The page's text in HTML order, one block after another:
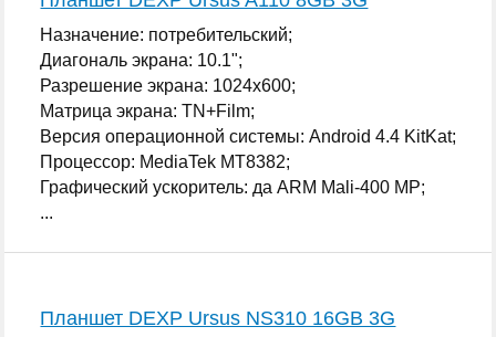
Назначение: потребительский;
Диагональ экрана: 10.1";
Разрешение экрана: 1024x600;
Матрица экрана: TN+Film;
Версия операционной системы: Android 4.4 KitKat;
Процессор: MediaTek MT8382;
Графический ускоритель: да ARM Mali-400 MP;
...
Планшет DEXP Ursus NS310 16GB 3G